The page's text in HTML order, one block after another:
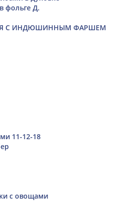
фольге Д.
С ИНДЮШИННЫМ ФАРШЕМ
11-12-18
с овощами